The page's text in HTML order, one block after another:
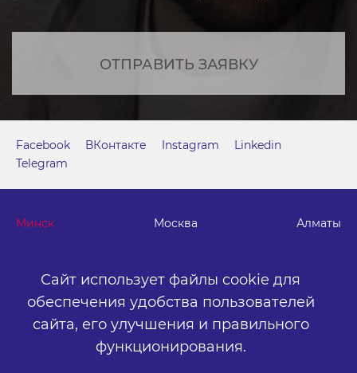
ОТПРАВИТЬ ЗАЯВКУ
Сайт использует файлы cookie для
обеспечения удобства пользователей
сайта, его улучшения и правильного
функционирования.
Минск Москва Алматы
г. Минск, м. "Парк Челюскинцев", бизнес-центр "Time"
ул. Толбухина, 2, эт. 5. ООО «Артокс Медиа», УНП
191445164
+375 (17) 388-72-73
info@artox-media.by
Facebook ВКонтакте Instagram
Linkedin
Telegram